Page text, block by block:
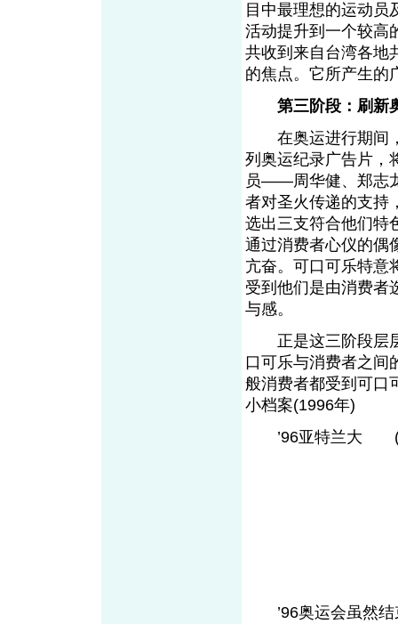
目中最理想的运动员
活动提升到一个较高
共收到来自台湾各地
的焦点。它所产生的
第三阶段：刷新
在奥运进行期间，
列奥运纪录广告片，
员——周华健、郑志
者对圣火传递的支持
选出三支符合他们特
通过消费者心仪的偶
亢奋。可口可乐特意
受到他们是由消费者
与感。
正是这三阶段层层
口可乐与消费者之间
般消费者都受到可口
小档案(1996年)
’96亚特兰大 (
’96奥运会虽然结